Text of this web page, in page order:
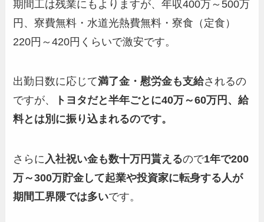
期間工は残業にもよりますが、年収400万～500万
円、寮費無料・水道光熱費無料・寮食（定食）
220円～420円くらいで激安です。
出勤日数に応じて満了金・慰労金も支給されるの
ですが、
トヨタだと半年ごとに40万～60万円、給
料とは別に振り込まれるのです。
さらに入社祝い金も数十万円貰えるので1年で200
万～300万貯金して起業や投資家に転身する人が
期間工界隈では多いです。